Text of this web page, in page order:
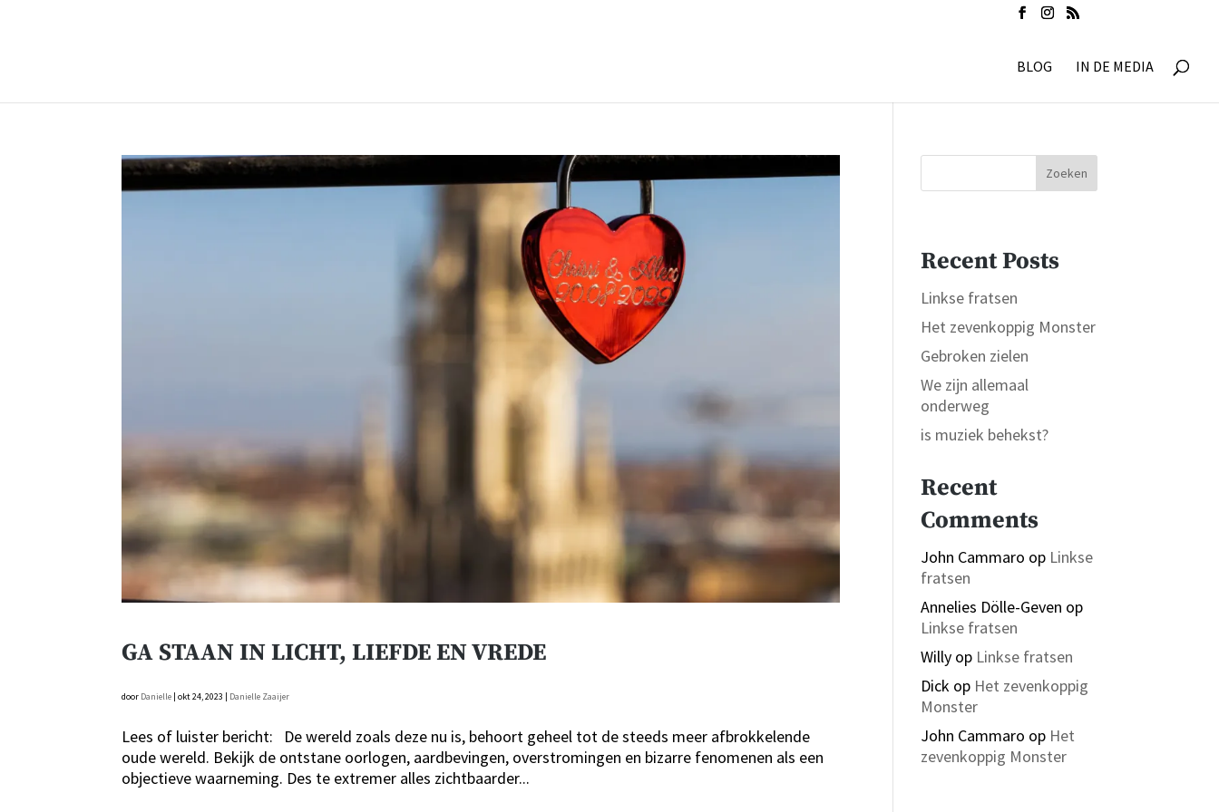
BLOG IN DE MEDIA
GA STAAN IN LICHT, LIEFDE EN VREDE
door Danielle |okt 24, 2023 Danielle Zaaijer
Lees of luister bericht: De wereld zoals deze nu is, behoort geheel tot de steeds meer afbrokkelende
oude wereld. Bekijk de ontstane oorlogen, aardbevingen, overstromingen en bizarre fenomenen als een
objectieve waarneming. Des te extremer alles zichtbaarder...
Zoeken
Recent Posts
Linkse fratsen
Het zevenkoppig Monster
Gebroken zielen
We zijn allemaal
onderweg
is muziek behekst?
Recent
Comments
John Cammaro op Linkse
fratsen
Annelies Dölle-Geven op
Linkse fratsen
Willy op Linkse fratsen
Dick op Het zevenkoppig
Monster
John Cammaro op Het
zevenkoppig Monster